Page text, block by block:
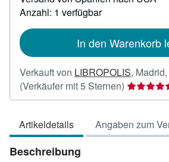
Anzahl: 1 verfügbar
In den Warenkorb
Verkauft von LIBROPOLIS,
(Verkäufer mit 5 Sternen)
5
5
Sternen
Artikeldetails Angaben zum
Beschreibung